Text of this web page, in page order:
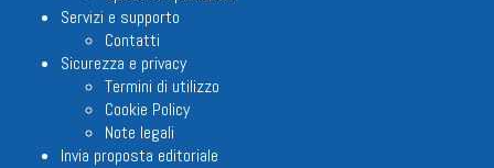
Servizi e supporto
Contatti
Sicurezza e privacy
Termini di utilizzo
Cookie Policy
Note legali
Invia proposta editoriale